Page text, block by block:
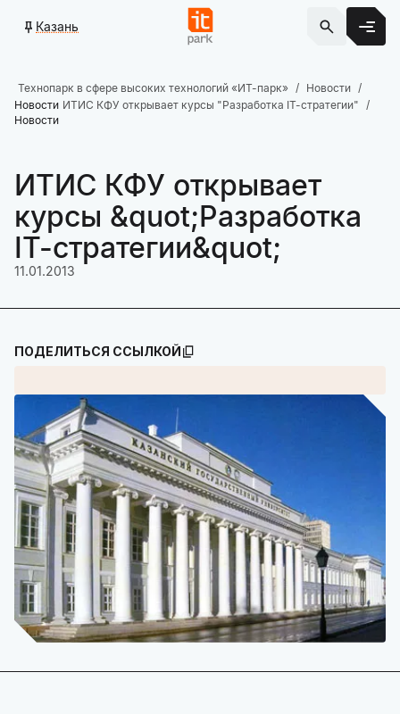
Казань
Технопарк в сфере высоких технологий «ИТ-парк»
Новости
Новости ИТИС КФУ открывает курсы "Разработка IT-стратегии"
Новости
ИТИС КФУ открывает
курсы &quot;Разработка
IT-стратегии&quot;
11.01.2013
ПОДЕЛИТЬСЯ ССЫЛКОЙ